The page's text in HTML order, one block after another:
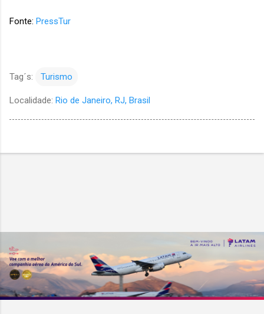
Fonte: PressTur
Tag´s: Turismo
Localidade: Rio de Janeiro, RJ, Brasil